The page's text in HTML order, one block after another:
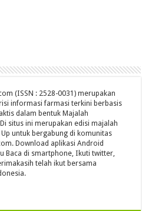
(ISSN : 2528-0031) merupakan
informasi farmasi terkini berbasis
dalam bentuk Majalah
situs ini merupakan edisi majalah
untuk bergabung di komunitas
Download aplikasi Android
Baca di smartphone, Ikuti twitter,
telah ikut bersama